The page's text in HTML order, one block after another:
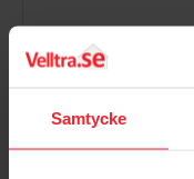
Samtycke